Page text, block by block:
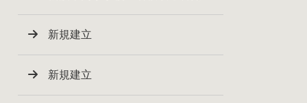
新規建立
新規建立